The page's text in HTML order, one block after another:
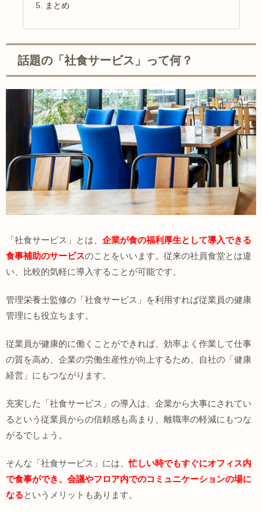
まとめ
話題の「社食サービス」って何？
「社食サービス」とは、 企業が食の福利厚生として導入できる
食事補助のサービスのことをいいます。従来の社員食堂とは違
い、比較的気軽に導入することが可能です。
管理栄養士監修の「社食サービス」を利用すれば従業員の健康
管理にも役立ちます。
従業員が健康的に働くことができれば、効率よく作業して仕事
の質を高め、企業の労働生産性が向上するため、自社の「健康
経営」にもつながります。
充実した「社食サービス」の導入は、企業から大事にされてい
るという従業員からの信頼感も高まり、離職率の軽減にもつな
がるでしょう。
そんな「社食サービス」には、忙しい時でもすぐにオフィス内
で食事ができ、会議やフロア内でのコミュニケーションの場に
なるというメリットもあります。